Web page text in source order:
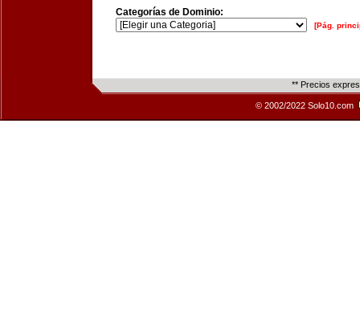
Categorías de Dominio:
[Pág.
** Precios
© 2002/2022 Solo10.com